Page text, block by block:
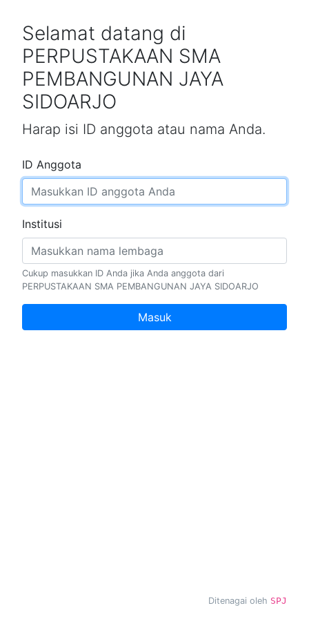
Selamat datang di
PERPUSTAKAAN SMA
PEMBANGUNAN JAYA
SIDOARJO
Harap isi ID anggota atau nama Anda.
ID Anggota
Institusi
Cukup masukkan ID Anda jika Anda anggota dari
PERPUSTAKAAN SMA PEMBANGUNAN JAYA SIDOARJO
Masuk
Ditenagai oleh SPJ